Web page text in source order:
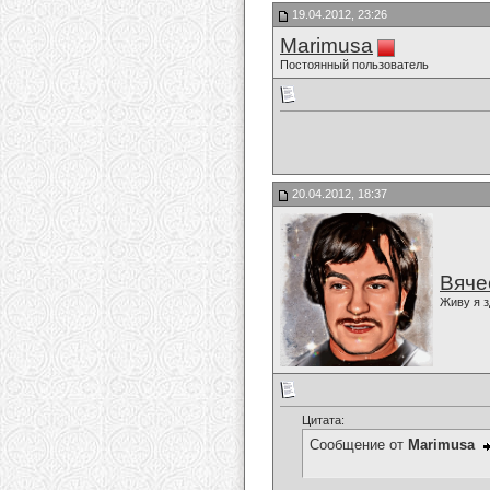
19.04.2012, 23:26
Marimusa
Постоянный пользователь
20.04.2012, 18:37
Живу я
Цитата:
Сообщение от Marimusa